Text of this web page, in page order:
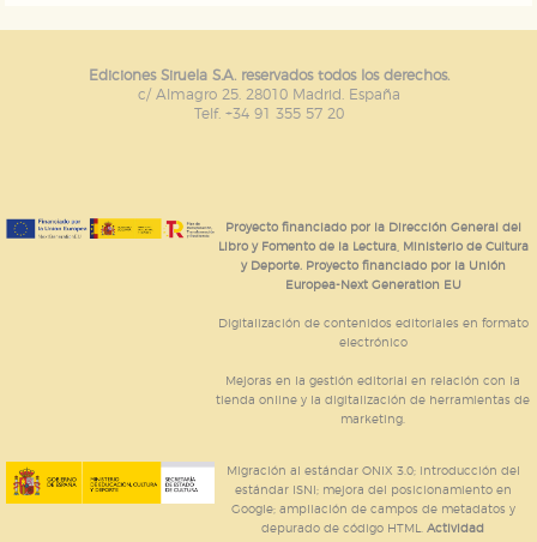
Ediciones Siruela S.A. reservados todos los derechos.
c/ Almagro 25. 28010 Madrid. España
Telf. +34 91 355 57 20
Proyecto financiado por la Dirección General del
Libro y Fomento de la Lectura, Ministerio de Cultura
y Deporte. Proyecto financiado por la Unión
Europea-Next Generation EU
Digitalización de contenidos editoriales en formato
electrónico
Mejoras en la gestión editorial en relación con la
tienda online y la digitalización de herramientas de
marketing.
Migración al estándar ONIX 3.0; introducción del
estándar ISNI; mejora del posicionamiento en
Google; ampliación de campos de metadatos y
depurado de código HTML.Actividad